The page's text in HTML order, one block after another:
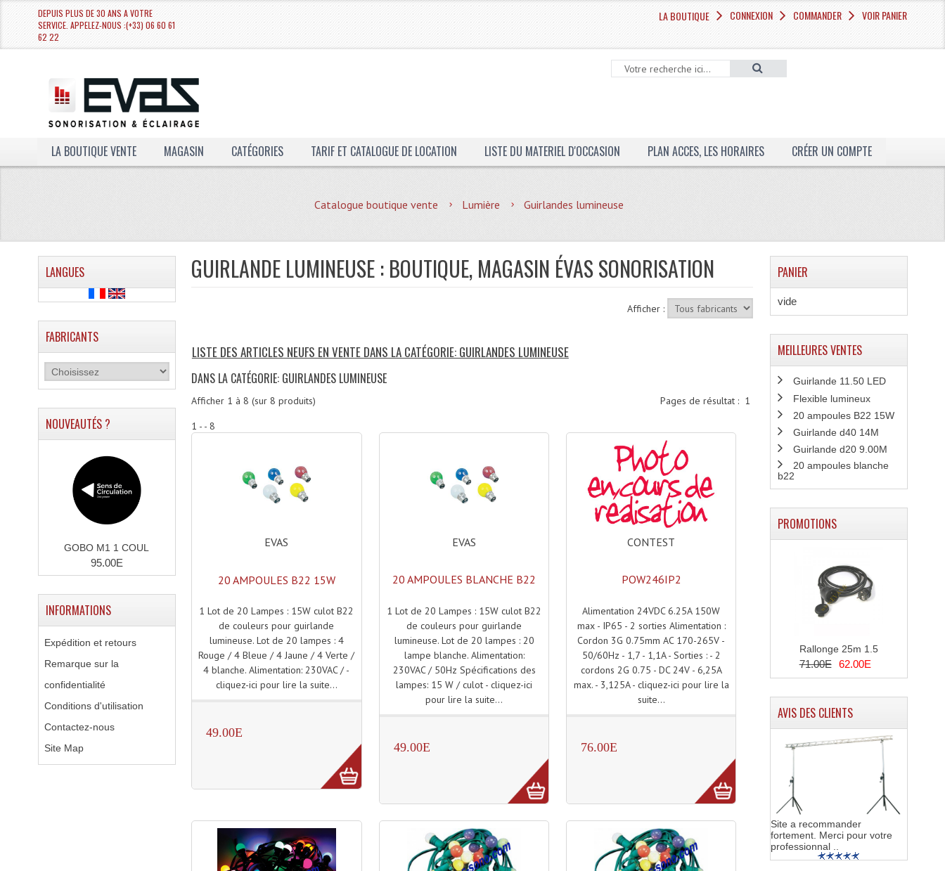
DEPUIS PLUS DE 30 ANS A VOTRE
SERVICE. APPELEZ-NOUS :(+33) 06 60 61
62 22
LA BOUTIQUE CONNEXION COMMANDER VOIR PANIER
LA BOUTIQUE VENTE MAGASIN CATÉGORIES TARIF ET CATALOGUE DE LOCATION LISTE DU MATERIEL D'OCCASION PLAN ACCES, LES HORAIRES CRÉER UN COMPTE
Catalogue boutique vente Lumière Guirlandes lumineuse
GUIRLANDE LUMINEUSE : BOUTIQUE, MAGASIN ÉVAS SONORISATION
Afficher :
LISTE DES ARTICLES NEUFS EN VENTE DANS LA CATÉGORIE: GUIRLANDES LUMINEUSE
DANS LA CATÉGORIE: GUIRLANDES LUMINEUSE
Pages de résultat : 1
Afficher 1 à 8 (sur 8 produits)
1 - - 8
EVAS
20 AMPOULES B22 15W
1 Lot de 20 Lampes : 15W culot B22
de couleurs pour guirlande
lumineuse. Lot de 20 lampes : 4
Rouge / 4 Bleue / 4 Jaune / 4 Verte /
4 blanche. Alimentation: 230VAC / -
cliquez-ici pour lire la suite...
49.00E
EVAS
20 AMPOULES BLANCHE B22
1 Lot de 20 Lampes : 15W culot B22
de couleurs pour guirlande
lumineuse. Lot de 20 lampes : 20
lampe blanche. Alimentation:
230VAC / 50Hz Spécifications des
lampes: 15 W / culot - cliquez-ici
pour lire la suite...
49.00E
CONTEST
POW246IP2
Alimentation 24VDC 6.25A 150W
max - IP65 - 2 sorties Alimentation :
Cordon 3G 0.75mm AC 170-265V -
50/60Hz - 1,7 - 1,1A - Sorties : - 2
cordons 2G 0.75 - DC 24V - 6,25A
max. - 3,125A - cliquez-ici pour lire la
suite...
76.00E
LANGUES
FABRICANTS
NOUVEAUTÉS ?
GOBO M1 1 COUL
95.00E
INFORMATIONS
Expédition et retours
Remarque sur la
confidentialité
Conditions d'utilisation
Contactez-nous
Site Map
PANIER
vide
MEILLEURES VENTES
Guirlande 11.50 LED
Flexible lumineux
20 ampoules B22 15W
Guirlande d40 14M
Guirlande d20 9.00M
20 ampoules blanche
b22
PROMOTIONS
Rallonge 25m 1.5
71.00E 62.00E
AVIS DES CLIENTS
Site a recommander
fortement. Merci pour votre
professionnal ..